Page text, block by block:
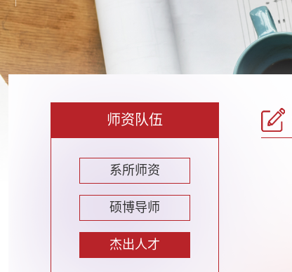
师资队伍
系所师资
硕博导师
杰出人才